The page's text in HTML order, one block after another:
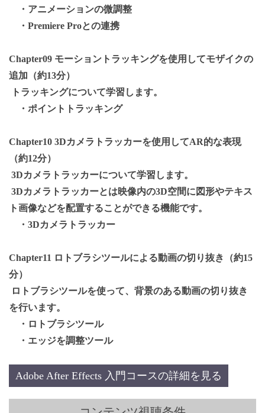
・アニメーションの微調整
・Premiere Proとの連携
Chapter09 モーショントラッキングを使用してモザイクの
追加（約13分）
トラッキングについて学習します。
・ポイントトラッキング
Chapter10 3Dカメラトラッカーを使用してAR的な表現
（約12分）
3Dカメラトラッカーについて学習します。
3Dカメラトラッカーとは映像内の3D空間に図形やテキス
ト画像などを配置することができる機能です。
・3Dカメラトラッカー
Chapter11 ロトブラシツールによる動画の切り抜き（約15
分）
ロトブラシツールを使って、背景のある動画の切り抜き
を行います。
・ロトブラシツール
・エッジを調整ツール
Adobe After Effects 入門コースの詳細を見る